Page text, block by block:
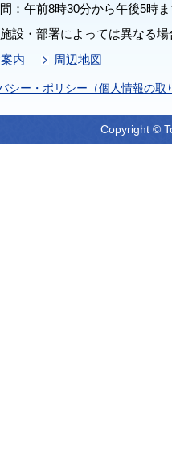
：午前8時30分から午後5時
設・部署によっては異なる
内
周辺地図
シー・ポリシー（個人情報の取
Copyright ©